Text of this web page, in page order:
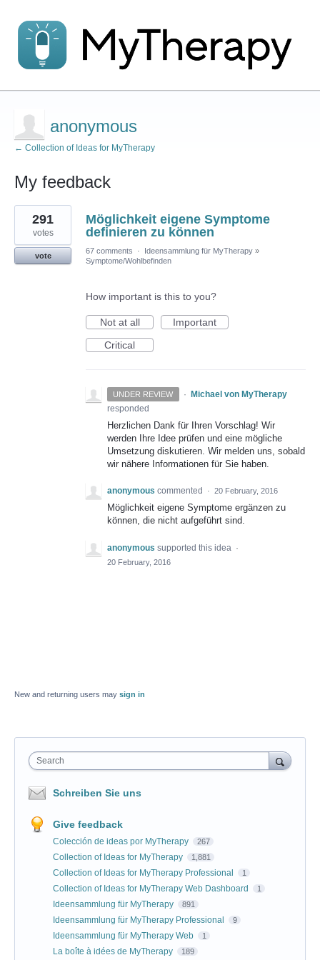
anonymous
← Collection of Ideas for MyTherapy
My feedback
1
result
found
Möglichkeit eigene Symptome
definieren zu können
291
votes
vote
67 comments · Ideensammlung für MyTherapy »
Symptome/Wohlbefinden
How important is this to you?
Not at all
Important
Critical
UNDER REVIEW ·
Michael von MyTherapy
responded
Herzlichen Dank für Ihren Vorschlag! Wir
werden Ihre Idee prüfen und eine mögliche
Umsetzung diskutieren. Wir melden uns, sobald
wir nähere Informationen für Sie haben.
anonymous commented · 20 February, 2016
Möglichkeit eigene Symptome ergänzen zu
können, die nicht aufgeführt sind.
anonymous supported this idea ·
20 February, 2016
New and returning users may sign in
Search
Schreiben Sie uns
Give feedback
Colección de ideas por MyTherapy 267
Collection of Ideas for MyTherapy 1,881
Collection of Ideas for MyTherapy Professional 1
Collection of Ideas for MyTherapy Web Dashboard 1
Ideensammlung für MyTherapy 891
Ideensammlung für MyTherapy Professional 9
Ideensammlung für MyTherapy Web 1
La boîte à idées de MyTherapy 189